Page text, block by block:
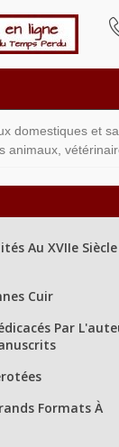
domestiques et
animaux,
Au XVIIe
Cuir
Par
Formats À